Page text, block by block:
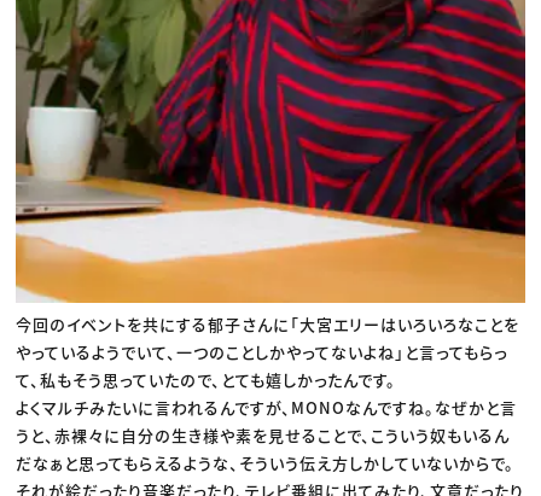
今回のイベントを共にする郁子さんに「大宮エリーはいろいろなことを
やっているようでいて、一つのことしかやってないよね」と言ってもらっ
て、私もそう思っていたので、とても嬉しかったんです。
よくマルチみたいに言われるんですが、MONOなんですね。なぜかと言
うと、赤裸々に自分の生き様や素を見せることで、こういう奴もいるん
だなぁと思ってもらえるような、そういう伝え方しかしていないからで。
それが絵だったり音楽だったり、テレビ番組に出てみたり、文章だったり